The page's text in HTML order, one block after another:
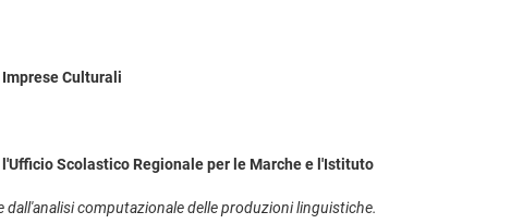
Culturali
Scolastico Regionale per le Marche e l'Istituto
computazionale delle produzioni linguistiche.